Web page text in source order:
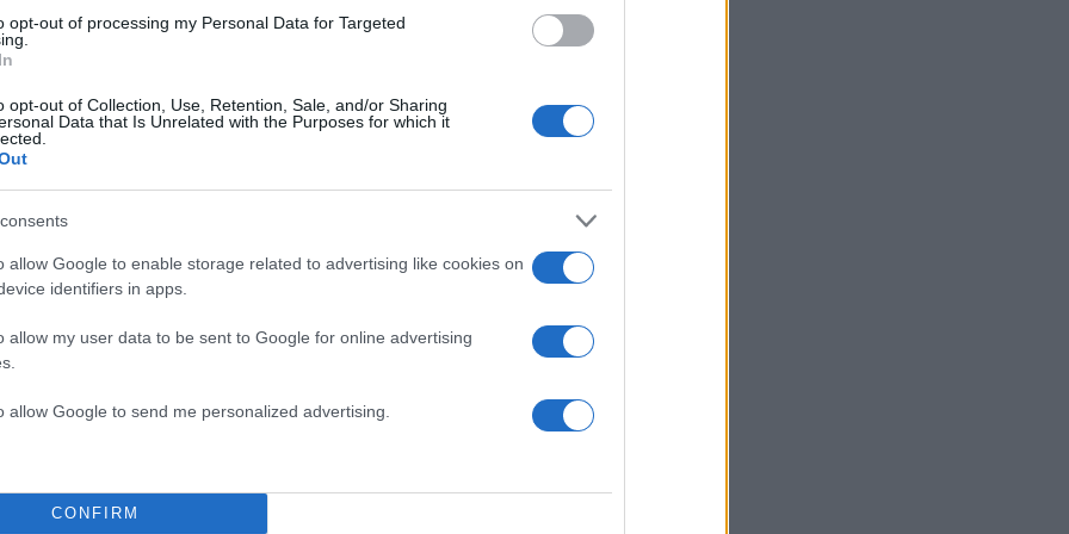
opt-out of processing my Personal Data for Targeted
opt-out of Collection, Use, Retention, Sale, and/or Sharing
Data that Is Unrelated with the Purposes for which it
allow Google to enable storage related to advertising like cookies on
identifiers in apps.
allow my user data to be sent to Google for online advertising
allow Google to send me personalized advertising.
CONFIRM
κοινό χαρακτηριστικό των οποίων είναι ότι αρχίζουν
ανιχνεύσει πολλές από αυτές τις μορφές. Ωστόσο, η